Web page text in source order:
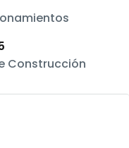
Construcción